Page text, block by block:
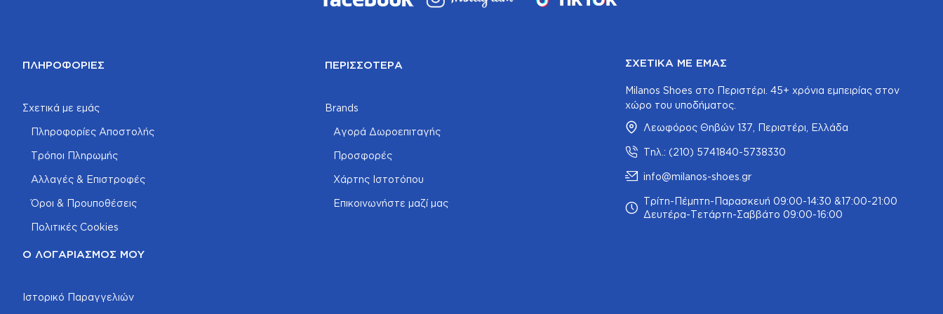
ΠΛΗΡΟΦΟΡΊΕΣ
Σχετικά με εμάς
Πληροφορίες Αποστολής
Τρόποι Πληρωμής
Αλλαγές & Επιστροφές
Όροι & Προυποθέσεις
Πολιτικές Cookies
ΠΕΡΙΣΣΌΤΕΡΑ
Brands
Αγορά Δωροεπιταγής
Προσφορές
Χάρτης Ιστοτόπου
Επικοινωνήστε μαζί μας
Ο ΛΟΓΑΡΙΑΣΜΌΣ ΜΟΥ
Ιστορικό Παραγγελιών
ΣΧΕΤΙΚΆ ΜΕ ΕΜΆΣ
Milanos Shoes στο Περιστέρι. 45+ χρόνια εμπειρίας στον
χώρο του υποδήματος.
Λεωφόρος Θηβών 137, Περιστέρι, Ελλάδα
Τηλ.: (210) 5741840-5738330
info@milanos-shoes.gr
Τρίτη-Πέμπτη-Παρασκευή 09:00-14:30 &17:00-21:00
Δευτέρα-Τετάρτη-Σαββάτο 09:00-16:00